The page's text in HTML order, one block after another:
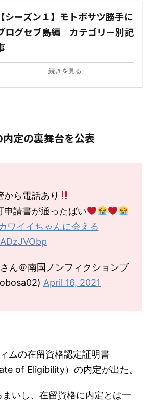
【シーズン１】モトボサツ勝手に
ログセブ島編｜カテゴリー別記
続きを見る
定の裏舞台を公表
から電話あり
申請書が通ったばい
ワイイちゃんに会える
ん＠南国ノンフィクションブ
April 16, 2021
ムの在留資格認定証明書
of Eligibility）の内定が出た。
いし、在留資格に内定とは一